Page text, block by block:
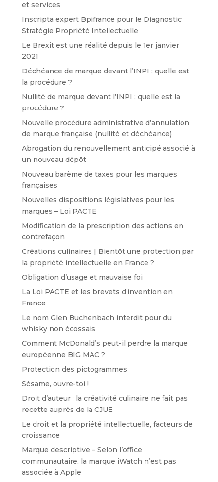
et services
Inscripta expert Bpifrance pour le Diagnostic
Stratégie Propriété Intellectuelle
Le Brexit est une réalité depuis le 1er janvier
2021
Déchéance de marque devant l’INPI : quelle est
la procédure ?
Nullité de marque devant l’INPI : quelle est la
procédure ?
Nouvelle procédure administrative d’annulation
de marque française (nullité et déchéance)
Abrogation du renouvellement anticipé associé à
un nouveau dépôt
Nouveau barème de taxes pour les marques
françaises
Nouvelles dispositions législatives pour les
marques – Loi PACTE
Modification de la prescription des actions en
contrefaçon
Créations culinaires | Bientôt une protection par
la propriété intellectuelle en France ?
Obligation d’usage et mauvaise foi
La Loi PACTE et les brevets d’invention en
France
Le nom Glen Buchenbach interdit pour du
whisky non écossais
Comment McDonald’s peut-il perdre la marque
européenne BIG MAC ?
Protection des pictogrammes
Sésame, ouvre-toi !
Droit d’auteur : la créativité culinaire ne fait pas
recette auprès de la CJUE
Le droit et la propriété intellectuelle, facteurs de
croissance
Marque descriptive – Selon l’office
communautaire, la marque iWatch n’est pas
associée à Apple